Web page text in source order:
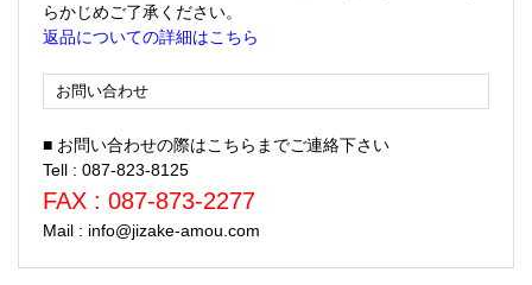
らかじめご了承ください。
返品についての詳細はこちら
お問い合わせ
■ お問い合わせの際はこちらまでご連絡下さい
Tell : 087-823-8125
FAX : 087-873-2277
Mail : info@jizake-amou.com